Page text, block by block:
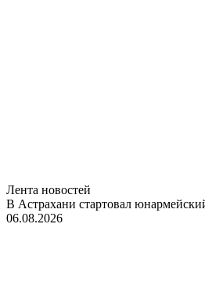
Лента новостей
В Астрахани стартовал
06.08.2026